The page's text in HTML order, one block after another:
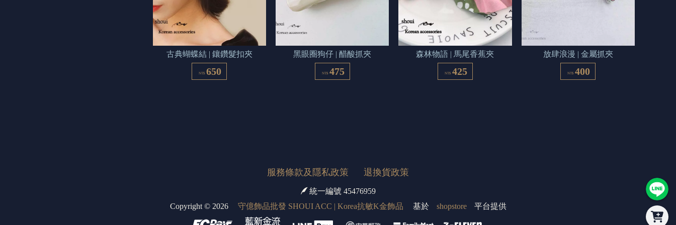
NT$ 650
古典蝴蝶結 | 鑲鑽髮扣夾
NT$ 475
黑眼圈狗仔 | 醋酸抓夾
NT$ 425
森林物語 | 馬尾香蕉夾
NT$ 400
放肆浪漫 | 金屬抓夾
服務條款及隱私政策 退換貨政策
統一編號 45476959
Copyright © 2026 守億飾品批發 SHOUI ACC | Korea抗敏K金飾品 基於 shopstore 平台提供